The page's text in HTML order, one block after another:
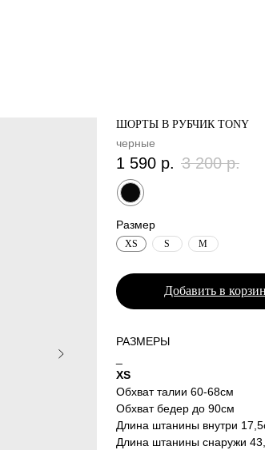
ШОРТЫ В РУБЧИК TONY
черные
1 590 р. 3 200 р.
Размер
XS S M
Добавить в
РАЗМЕРЫ
XS
Обхват талии 60-68см
Обхват бедер до 90см
Длина штанины внутри
Длина штанины снаружи